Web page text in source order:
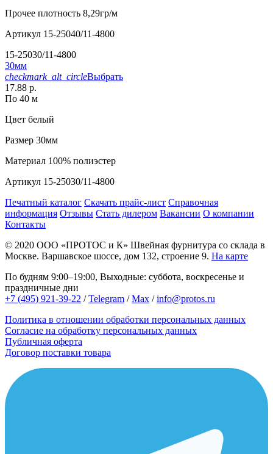
Прочее плотность 8,29гр/м
Артикул 15-25040/11-4800
15-25030/11-4800
30мм
checkmark_alt_circleВыбрать
17.88 р.
По 40 м
Цвет белый
Размер 30мм
Материал 100% полиэстер
Артикул 15-25030/11-4800
Печатный каталог Скачать прайс-лист Справочная
информация Отзывы Стать дилером Вакансии О компании
Контакты
© 2020 ООО «ПРОТОС и К» Швейная фурнитура со склада в
Москве. Варшавское шоссе, дом 132, строение 9. На карте
По будням 9:00–19:00, Выходные: суббота, воскресенье и
праздничные дни
+7 (495) 921-39-22 /Telegram /Max /info@protos.ru
Политика в отношении обработки персональных данных
Согласие на обработку персональных данных
Публичная оферта
Договор поставки товара